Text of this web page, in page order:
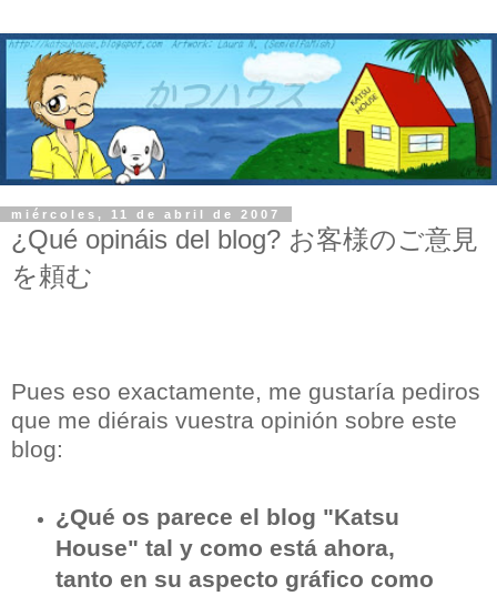
miércoles, 11 de abril de 2007
¿Qué opináis del blog? お客様のご意見
を頼む
Pues eso exactamente, me gustaría pediros
que me diérais vuestra opinión sobre este
blog:
¿Qué os parece el blog "Katsu
House" tal y como está ahora,
tanto en su aspecto gráfico como